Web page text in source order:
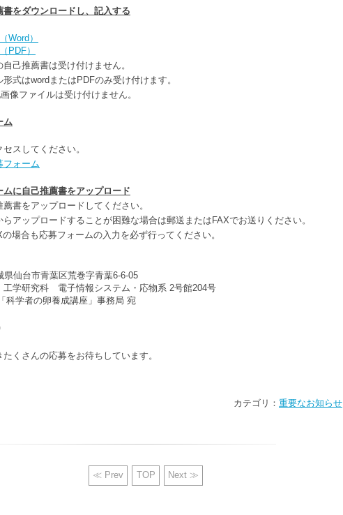
をダウンロードし、記入する
Word）
PDF）
己推薦書は受け付けません。
式はwordまたはPDFのみ受け付けます。
像ファイルは受け付けません。
ム
スしてください。
フォーム
ムに自己推薦書をアップロード
書をアップロードしてください。
アップロードすることが困難な場合は郵送またはFAXでお送りください。
場合も応募フォームの入力を必ず行ってください。
仙台市青葉区荒巻字青葉6-6-05
工学研究科 電子情報システム・応物系 2号館204号
科学者の卵養成講座」事務局 宛
くさんの応募をお待ちしています。
カテゴリ： 重要なお知らせ
≪ Prev TOP Next ≫